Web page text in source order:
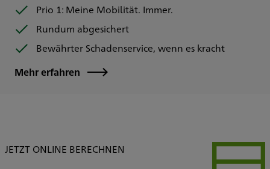
Prio 1: Meine Mobilität. Immer.
Rundum abgesichert
Bewährter Schadenservice, wenn es kracht
Mehr erfahren
JETZT ONLINE BERECHNEN